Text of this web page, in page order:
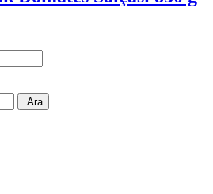
Ara